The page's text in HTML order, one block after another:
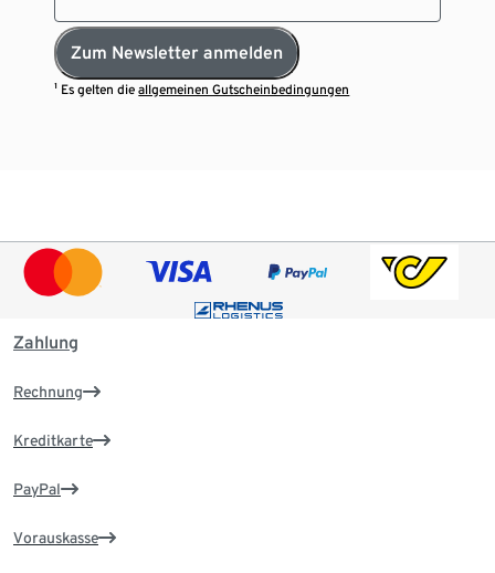
Zum Newsletter anmelden
¹ Es gelten dieallgemeinen Gutscheinbedingungen
Zahlung
Rechnung
Kreditkarte
PayPal
Vorauskasse